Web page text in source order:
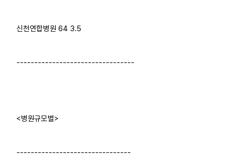
신천연합병원 64 3.5
---------------------------------
<병원규모별>
--------------------------------